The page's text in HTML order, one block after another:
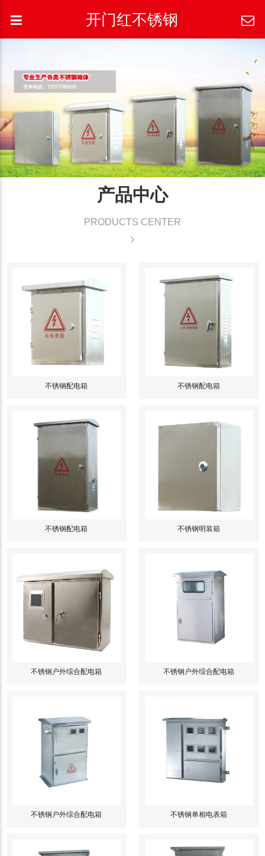
开门红不锈钢
产品中心
PRODUCTS CENTER
不锈钢配电箱 不锈钢配电箱
不锈钢配电箱 不锈钢明装箱
不锈钢户外综合配电箱 不锈钢户外综合配电箱
不锈钢户外综合配电箱 不锈钢单相电表箱